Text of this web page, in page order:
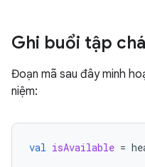
Ghi buổi tập
Đoạn mã sau đây minh
niệm:
val isAvailable =